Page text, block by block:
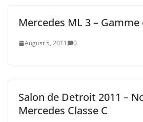
Mercedes ML 3 –
August 5, 2011 0
Salon de Detroit 2011 –
Mercedes Classe C